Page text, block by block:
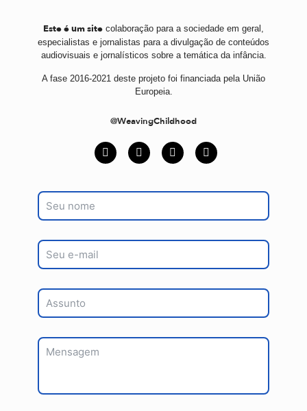
Este é um site colaboração para a sociedade em geral,
especialistas e jornalistas para a divulgação de conteúdos
audiovisuais e jornalísticos sobre a temática da infância.
A fase 2016-2021 deste projeto foi financiada pela União
Europeia.
@WeavingChildhood